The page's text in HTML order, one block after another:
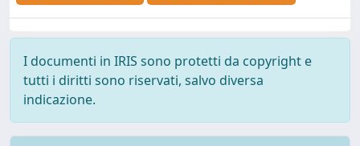
I documenti in IRIS sono protetti da copyright e
tutti i diritti sono riservati, salvo diversa
indicazione.